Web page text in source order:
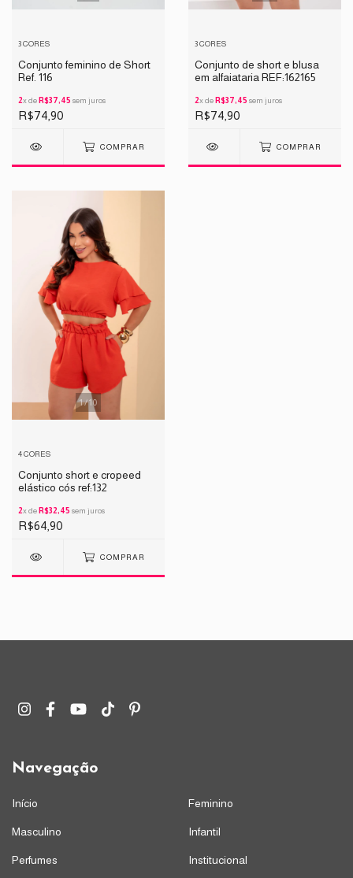
3 CORES
Conjunto feminino de Short
Ref. 116
2x de R$37,45 sem juros
R$74,90
COMPRAR
3 CORES
Conjunto de short e blusa
em alfaiataria REF:162165
2x de R$37,45 sem juros
R$74,90
COMPRAR
1/10
4 CORES
Conjunto short e cropeed
elástico cós ref:132
2x de R$32,45 sem juros
R$64,90
COMPRAR
Navegação
Início Feminino
Masculino Infantil
Perfumes Institucional